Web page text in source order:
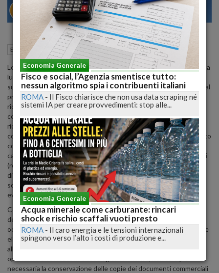
MILANO 29 31
Economia generale Roma (RM) 02 Gennaio 2020 09:40
Lo scontrino elettronico diventa oggi un obbligo per tutti. Partito a
luglio 2019 per chi nel 2018 aveva realizzato un volume d'affari
superiore a 400.000 euro, il corrispettivo elettronico si estende dal
primo gennaio 2020 a tutti gli operatori economici che emettono
ricevute fiscali, commercianti, artigiani, alberghi o ristoranti. Per il
consumatore cambia poco: al momento del pagamento non
riceverà più uno scontrino o una ricevuta ma un documento
commerciale, privo di valore fiscale ma che potrà essere conservato
come garanzia del bene o del servizio pagato, oltre che per un
cambio merce. Da luglio però, grazie ai nuovi registratori telematici
(registratori di cassa in grado di connettersi a internet) a
disposizione in ogni negozio, si potrà partecipare alla lotteria degli
scontrini, considerata dal governo una nuova possibile arma anti-
evasione.
Con l'introduzione dei corrispettivi elettronici, spiega l'Agenzia
delle Entrate in un approfondimento dedicato alla novità, non
occorrerà più tenere il registro dei corrispettivi. La memorizzazione
elettronica e la trasmissione telematica dei dati direttamente
all'Agenzia sostituiscono infatti gli obblighi di registrazione delle
operazioni effettuate in ciascun giorno. Inoltre, non sarà più
necessaria la conservazione delle copie dei documenti commerciali
Economia Generale
Fisco e social, l’Agenzia smentisce tutto:
nessun algoritmo spia i contribuenti italiani
ROMA - Il Fisco chiarisce che non usa data scraping né
sistemi IA per creare provvedimenti: stop alle...
Economia Generale
Acqua minerale come carburante: rincari
shock e rischio scaffali vuoti presto
ROMA - Il caro energia e le tensioni internazionali
spingono verso l’alto i costi di produzione e...